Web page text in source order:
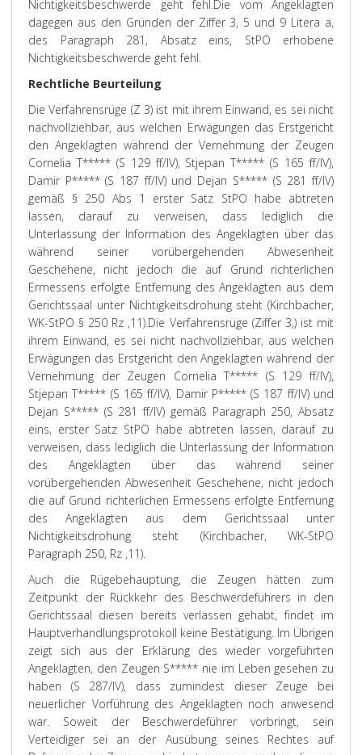
Nichtigkeitsbeschwerde geht fehl.Die vom Angeklagten
dagegen aus den Gründen der Ziffer 3, 5 und 9 Litera a,
des Paragraph 281, Absatz eins, StPO erhobene
Nichtigkeitsbeschwerde geht fehl.
Rechtliche Beurteilung
Die Verfahrensrüge (Z 3) ist mit ihrem Einwand, es sei nicht
nachvollziehbar, aus welchen Erwägungen das Erstgericht
den Angeklagten während der Vernehmung der Zeugen
Cornelia T***** (S 129 ff/IV), Stjepan T***** (S 165 ff/IV),
Damir P***** (S 187 ff/IV) und Dejan S***** (S 281 ff/IV)
gemäß § 250 Abs 1 erster Satz StPO habe abtreten
lassen, darauf zu verweisen, dass lediglich die
Unterlassung der Information des Angeklagten über das
während seiner vorübergehenden Abwesenheit
Geschehene, nicht jedoch die auf Grund richterlichen
Ermessens erfolgte Entfernung des Angeklagten aus dem
Gerichtssaal unter Nichtigkeitsdrohung steht (Kirchbacher,
WK-StPO § 250 Rz ,11).Die Verfahrensrüge (Ziffer 3,) ist mit
ihrem Einwand, es sei nicht nachvollziehbar, aus welchen
Erwägungen das Erstgericht den Angeklagten während der
Vernehmung der Zeugen Cornelia T***** (S 129 ff/IV),
Stjepan T***** (S 165 ff/IV), Damir P***** (S 187 ff/IV) und
Dejan S***** (S 281 ff/IV) gemäß Paragraph 250, Absatz
eins, erster Satz StPO habe abtreten lassen, darauf zu
verweisen, dass lediglich die Unterlassung der Information
des Angeklagten über das während seiner
vorübergehenden Abwesenheit Geschehene, nicht jedoch
die auf Grund richterlichen Ermessens erfolgte Entfernung
des Angeklagten aus dem Gerichtssaal unter
Nichtigkeitsdrohung steht (Kirchbacher, WK-StPO
Paragraph 250, Rz ,11).
Auch die Rügebehauptung, die Zeugen hätten zum
Zeitpunkt der Rückkehr des Beschwerdeführers in den
Gerichtssaal diesen bereits verlassen gehabt, findet im
Hauptverhandlungsprotokoll keine Bestätigung. Im Übrigen
zeigt sich aus der Erklärung des wieder vorgeführten
Angeklagten, den Zeugen S***** nie im Leben gesehen zu
haben (S 287/IV), dass zumindest dieser Zeuge bei
neuerlicher Vorführung des Angeklagten noch anwesend
war. Soweit der Beschwerdeführer vorbringt, sein
Verteidiger sei an der Ausübung seines Rechtes auf